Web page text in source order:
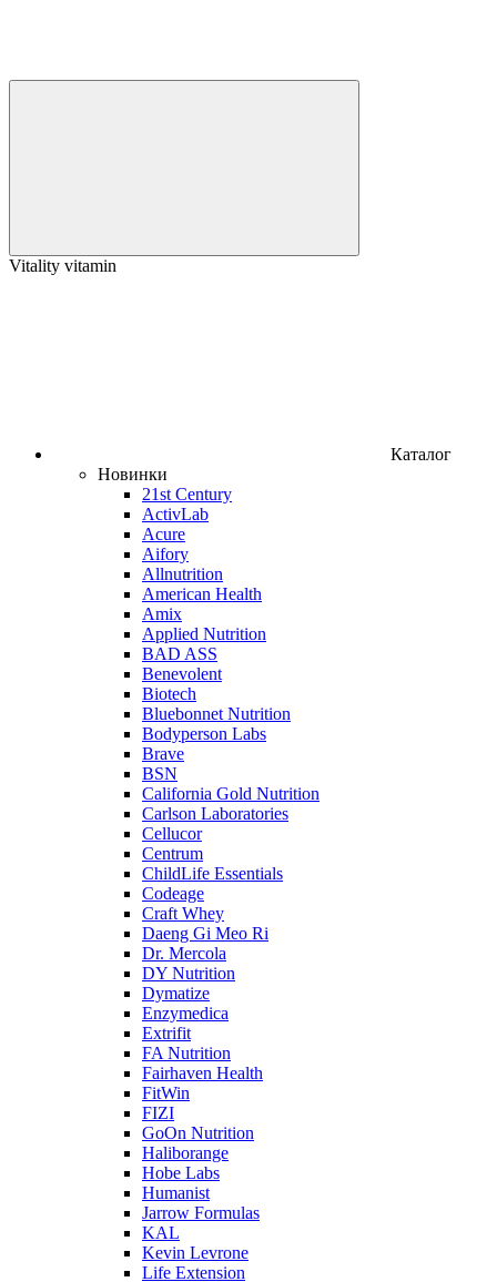
Vitality vitamin
Каталог
Новинки
21st Century
ActivLab
Acure
Aifory
Allnutrition
American Health
Amix
Applied Nutrition
BAD ASS
Benevolent
Biotech
Bluebonnet Nutrition
Bodyperson Labs
Brave
BSN
California Gold Nutrition
Carlson Laboratories
Cellucor
Centrum
ChildLife Essentials
Codeage
Craft Whey
Daeng Gi Meo Ri
Dr. Mercola
DY Nutrition
Dymatize
Enzymedica
Extrifit
FA Nutrition
Fairhaven Health
FitWin
FIZI
GoOn Nutrition
Haliborange
Hobe Labs
Humanist
Jarrow Formulas
KAL
Kevin Levrone
Life Extension